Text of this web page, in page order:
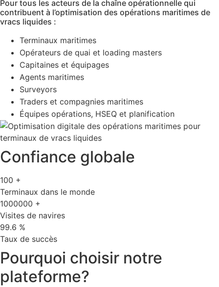
Pour tous les acteurs de la chaîne opérationnelle qui
contribuent à l’optimisation des opérations maritimes de
vracs liquides :
Terminaux maritimes
Opérateurs de quai et loading masters
Capitaines et équipages
Agents maritimes
Surveyors
Traders et compagnies maritimes
Équipes opérations, HSEQ et planification
Confiance globale
100 +
Terminaux dans le monde
1000000 +
Visites de navires
99.6 %
Taux de succès
Pourquoi choisir notre
plateforme?